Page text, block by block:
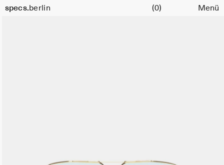
specs.berlin
Warenkorb (0) Menü